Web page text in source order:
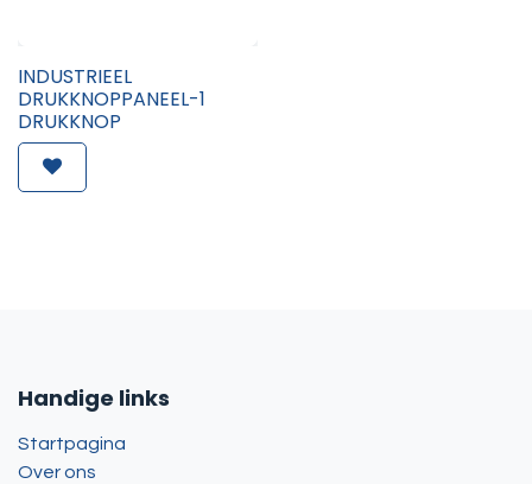
INDUSTRIEEL
DRUKKNOPPANEEL-1
DRUKKNOP
Handige links
Startpagina
Over ons